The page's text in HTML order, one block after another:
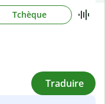
Tchèque
Traduire